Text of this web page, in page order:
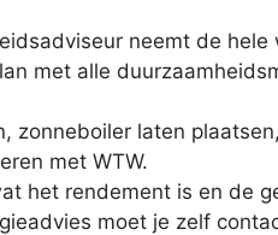
neemt de hele
met alle
zonneboiler laten
met WTW.
het rendement is en de
moet je zelf